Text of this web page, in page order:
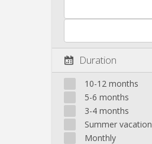
Duration
10-12 months
5-6 months
3-4 months
Summer vacation
Monthly